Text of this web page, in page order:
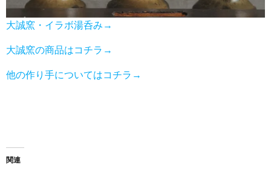
大誠窯・イラボ湯呑み→
大誠窯の商品はコチラ→
他の作り手についてはコチラ→
関連